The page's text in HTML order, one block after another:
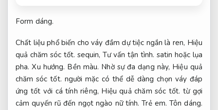
Form dáng.
Chất liệu phổ biến cho váy đầm dự tiệc ngắn là ren, Hiệu
quả chăm sóc tốt. sequin,Tư vấn tận tình. satin hoặc lụa
pha.Xu hướng. Bền màu. Nhờ sự đa dạng này, Hiệu quả
chăm sóc tốt. người mặc có thể dễ dàng chọn váy đáp
ứng tốt với cá tính riêng, Hiệu quả chăm sóc tốt. từ gợi
cảm quyến rũ đến ngọt ngào nữ tính.Trẻ em. Tôn dáng.